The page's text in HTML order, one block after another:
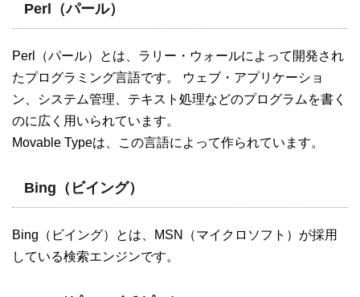
Perl（パール）
Perl（パール）とは、ラリー・ウォールによって開発され
たプログラミング言語です。 ウェブ・アプリケーショ
ン、システム管理、テキスト処理などのプログラムを書く
のに広く用いられています。
Movable Typeは、この言語によって作られています。
Bing（ビイング）
Bing（ビイング）とは、MSN（マイクロソフト）が採用
している検索エンジンです。